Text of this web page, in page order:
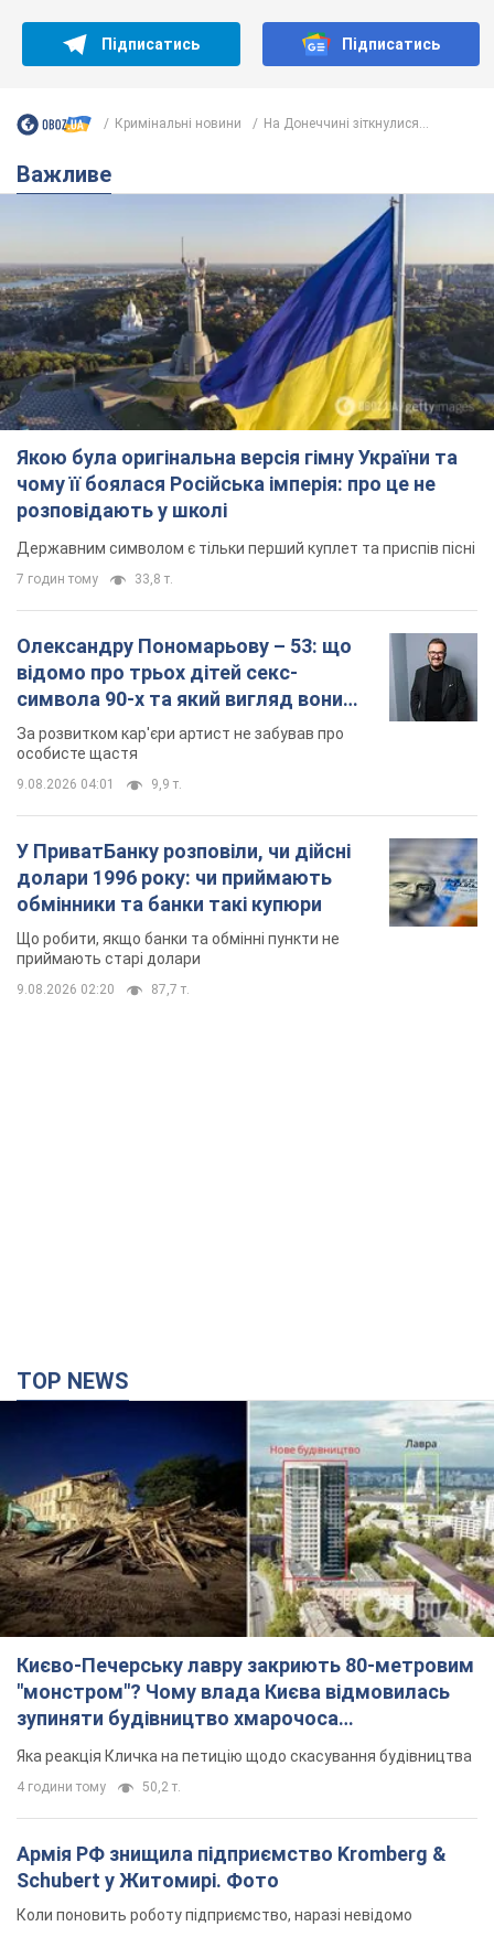
Підписатись Підписатись
Кримінальні новини На Донеччині зіткнулися...
Важливе
Якою була оригінальна версія гімну України та
чому її боялася Російська імперія: про це не
розповідають у школі
Державним символом є тільки перший куплет та приспів пісні
7 годин тому 33,8 т.
Олександру Пономарьову – 53: що
відомо про трьох дітей секс-
символа 90-х та який вигляд вони
мають
За розвитком кар'єри артист не забував про
особисте щастя
9.08.2026 04:01 9,9 т.
У ПриватБанку розповіли, чи дійсні
долари 1996 року: чи приймають
обмінники та банки такі купюри
Що робити, якщо банки та обмінні пункти не
приймають старі долари
9.08.2026 02:20 87,7 т.
TOP NEWS
Києво-Печерську лавру закриють 80-метровим
"монстром"? Чому влада Києва відмовилась
зупиняти будівництво хмарочоса
"московського вірянина"
Яка реакція Кличка на петицію щодо скасування будівництва
4 години тому 50,2 т.
Армія РФ знищила підприємство Kromberg &
Schubert у Житомирі. Фото
Коли поновить роботу підприємство, наразі невідомо